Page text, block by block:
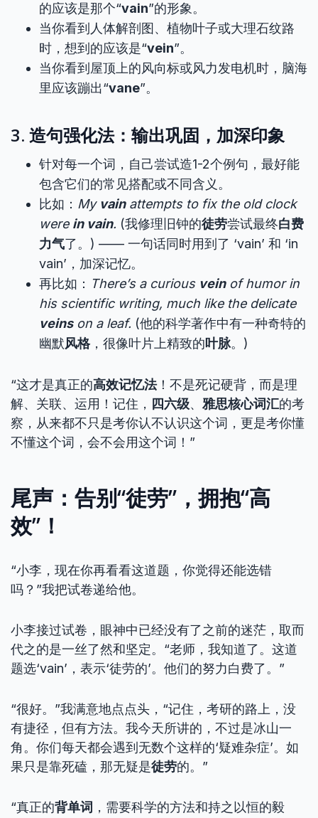
的应该是那个“vain”的形象。
当你看到人体解剖图、植物叶子或大理石纹路
时，想到的应该是“vein”。
当你看到屋顶上的风向标或风力发电机时，脑海
里应该蹦出“vane”。
3. 造句强化法：输出巩固，加深印象
针对每一个词，自己尝试造1-2个例句，最好能
包含它们的常见搭配或不同含义。
比如： My vainattempts to fix the old clock
were in vain. (我修理旧钟的徒劳尝试最终白费
力气了。) —— 一句话同时用到了 ‘vain’ 和 ‘in
vain’，加深记忆。
再比如： There’s a curious veinof humor in
his scientific writing, much like the delicate
veinson a leaf. (他的科学著作中有一种奇特的
幽默风格，很像叶片上精致的叶脉。)
“这才是真正的高效记忆法！不是死记硬背，而是理
解、关联、运用！记住， 四六级、 雅思核心词汇的考
察，从来都不只是考你认不认识这个词，更是考你懂
不懂这个词，会不会用这个词！”
尾声：告别“徒劳”，拥抱“高
效”！
“小李，现在你再看看这道题，你觉得还能选错
吗？”我把试卷递给他。
小李接过试卷，眼神中已经没有了之前的迷茫，取而
代之的是一丝了然和坚定。“老师，我知道了。这道
题选‘vain’，表示‘徒劳的’。他们的努力白费了。”
“很好。”我满意地点点头，“记住，考研的路上，没
有捷径，但有方法。我今天所讲的，不过是冰山一
角。你们每天都会遇到无数个这样的‘疑难杂症’。如
果只是靠死磕，那无疑是徒劳的。”
“真正的背单词 ，需要科学的方法和持之以恒的毅